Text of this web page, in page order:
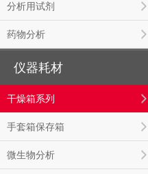
分析用试剂
药物分析
仪器耗材
干燥箱系列
手套箱保存箱
微生物分析